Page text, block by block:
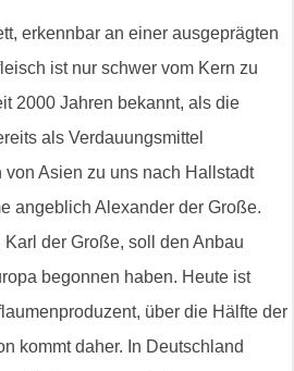
erkennbar an einer ausgeprägten
ist nur schwer vom Kern zu
2000 Jahren bekannt, als die
als Verdauungsmittel
Asien zu uns nach Hallstadt
angeblich Alexander der Große.
der Große, soll den Anbau
begonnen haben. Heute ist
über die Hälfte der
kommt daher. In Deutschland